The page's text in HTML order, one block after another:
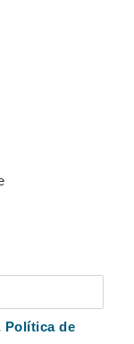
Política de